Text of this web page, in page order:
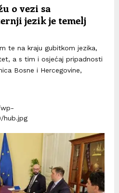
o vezi sa
jezik je temelj
te na kraju gubitkom jezika,
a s tim i osjećaj pripadnosti
Bosne i Hercegovine,
hub.jpg